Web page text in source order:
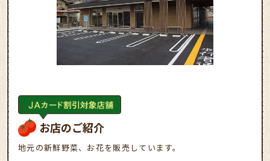
お店のご紹介
地元の新鮮野菜、お花を販売しています。